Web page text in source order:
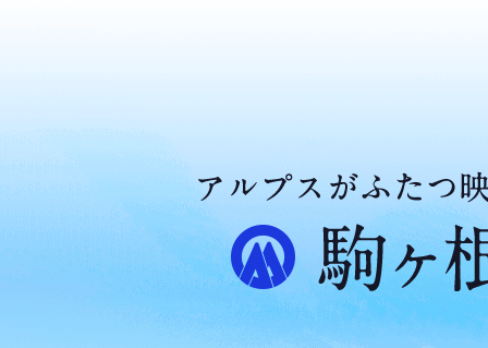
ア
ル
プ
ス